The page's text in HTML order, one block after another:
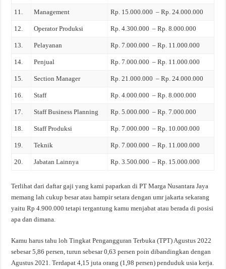
11. Management Rp. 15.000.000 – Rp. 24.000.000
12. Operator Produksi Rp. 4.300.000 – Rp. 8.000.000
13. Pelayanan Rp. 7.000.000 – Rp. 11.000.000
14. Penjual Rp. 7.000.000 – Rp. 11.000.000
15. Section Manager Rp. 21.000.000 – Rp. 24.000.000
16. Staff Rp. 4.000.000 – Rp. 8.000.000
17. Staff Business Planning Rp. 5.000.000 – Rp. 7.000.000
18. Staff Produksi Rp. 7.000.000 – Rp. 10.000.000
19. Teknik Rp. 7.000.000 – Rp. 11.000.000
20. Jabatan Lainnya Rp. 3.500.000 – Rp. 15.000.000
Terlihat dari daftar gaji yang kami paparkan di PT Marga Nusantara Jaya
memang lah cukup besar atau hampir setara dengan umr jakarta sekarang
yaitu Rp 4.900.000 tetapi tergantung kamu menjabat atau berada di posisi
apa dan dimana.
Kamu harus tahu loh Tingkat Pengangguran Terbuka (TPT) Agustus 2022
sebesar 5,86 persen, turun sebesar 0,63 persen poin dibandingkan dengan
Agustus 2021. Terdapat 4,15 juta orang (1,98 persen) penduduk usia kerja.